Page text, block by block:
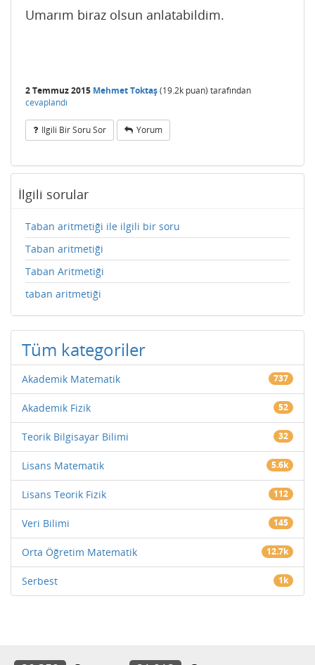
Umarım biraz olsun anlatabildim.
2 Temmuz 2015 Mehmet Toktaş(19.2k puan) tarafından
cevaplandı
Ilgili Bir Soru Sor Yorum
İlgili sorular
Taban aritmetiği ile ilgili bir soru
Taban aritmetiği
Taban Aritmetiği
taban aritmetiği
Tüm kategoriler
Akademik Matematik 737
Akademik Fizik 52
Teorik Bilgisayar Bilimi 32
Lisans Matematik 5.6k
Lisans Teorik Fizik 112
Veri Bilimi 145
Orta Öğretim Matematik 12.7k
Serbest 1k